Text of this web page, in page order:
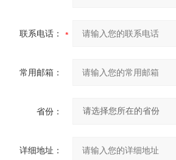
联系电话：
常用邮箱：
省份：
详细地址：